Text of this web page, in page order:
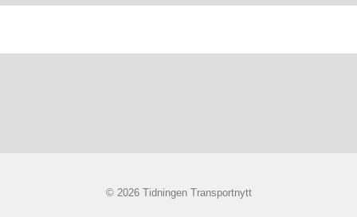
© 2026 Tidningen Transportnytt